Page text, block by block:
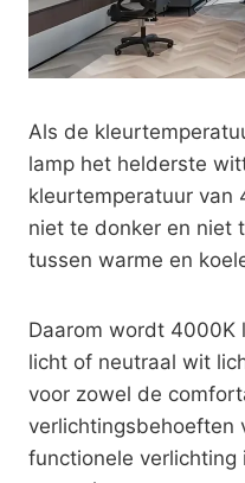
Als de
lamp het helderste
kleurtemperatuur van
niet te donker en niet
tussen warme en
Daarom wordt 4000K
licht of neutraal wit
voor zowel de
verlichtingsbehoeften
functionele verlichting